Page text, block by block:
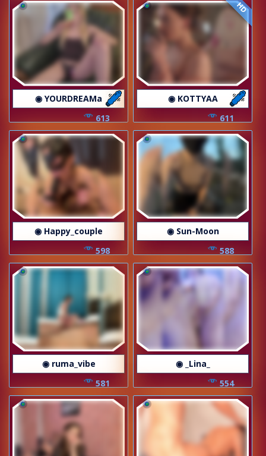
◉ YOURDREAMa
613
HD
◉ KOTTYAA
611
◉ Happy_couple
598
◉ Sun-Moon
588
◉ ruma_vibe
581
◉ _Lina_
554